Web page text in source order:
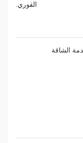
الفوري.
الشاقة